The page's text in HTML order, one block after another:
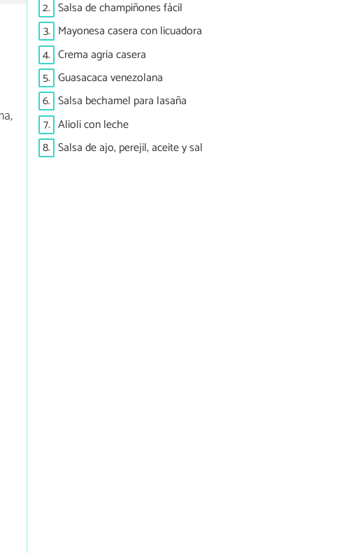
2. Salsa de champiñones fácil
3. Mayonesa casera con licuadora
4. Crema agria casera
5. Guasacaca venezolana
6. Salsa bechamel para lasaña
7. Alioli con leche
8. Salsa de ajo, perejil, aceite y sal